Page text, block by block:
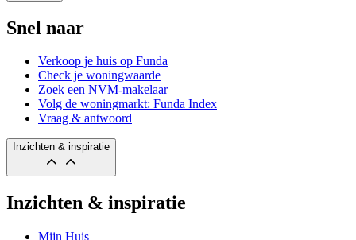
Snel naar
Verkoop je huis op Funda
Check je woningwaarde
Zoek een NVM-makelaar
Volg de woningmarkt: Funda Index
Vraag & antwoord
Inzichten & inspiratie
Inzichten & inspiratie
Mijn Huis